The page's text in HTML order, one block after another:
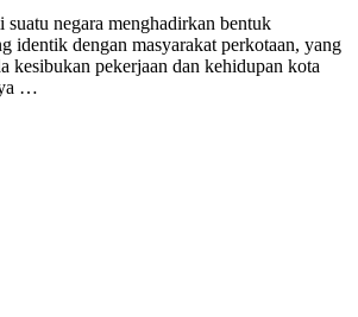
suatu negara menghadirkan bentuk
identik dengan masyarakat perkotaan, yang
kesibukan pekerjaan dan kehidupan kota
…